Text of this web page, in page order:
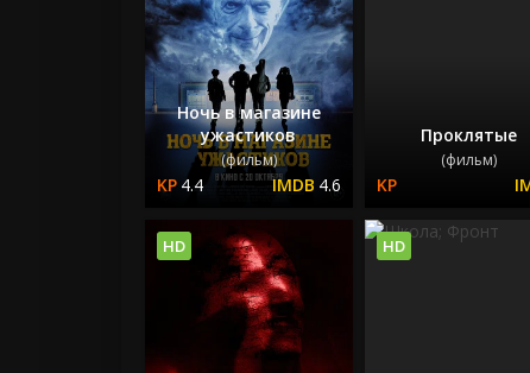
Ночь в магазине
ужастиков
(фильм)
4.4 4.6
Проклятые
(фильм)
HD HD